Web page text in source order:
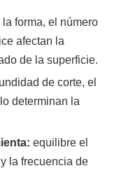
la forma, el número
afectan la
de la superficie.
de corte, el
determinan la
equilibre el
la frecuencia de